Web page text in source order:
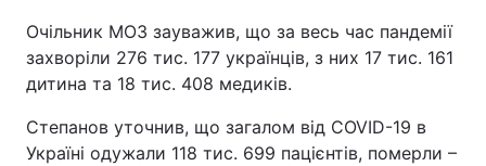
Очільник МОЗ зауважив, що за весь час пандемії
захворіли 276 тис. 177 українців, з них 17 тис. 161
дитина та 18 тис. 408 медиків.
Степанов уточнив, що загалом від COVID-19 в
Україні одужали 118 тис. 699 пацієнтів, померли –